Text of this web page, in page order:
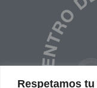
Respetamos